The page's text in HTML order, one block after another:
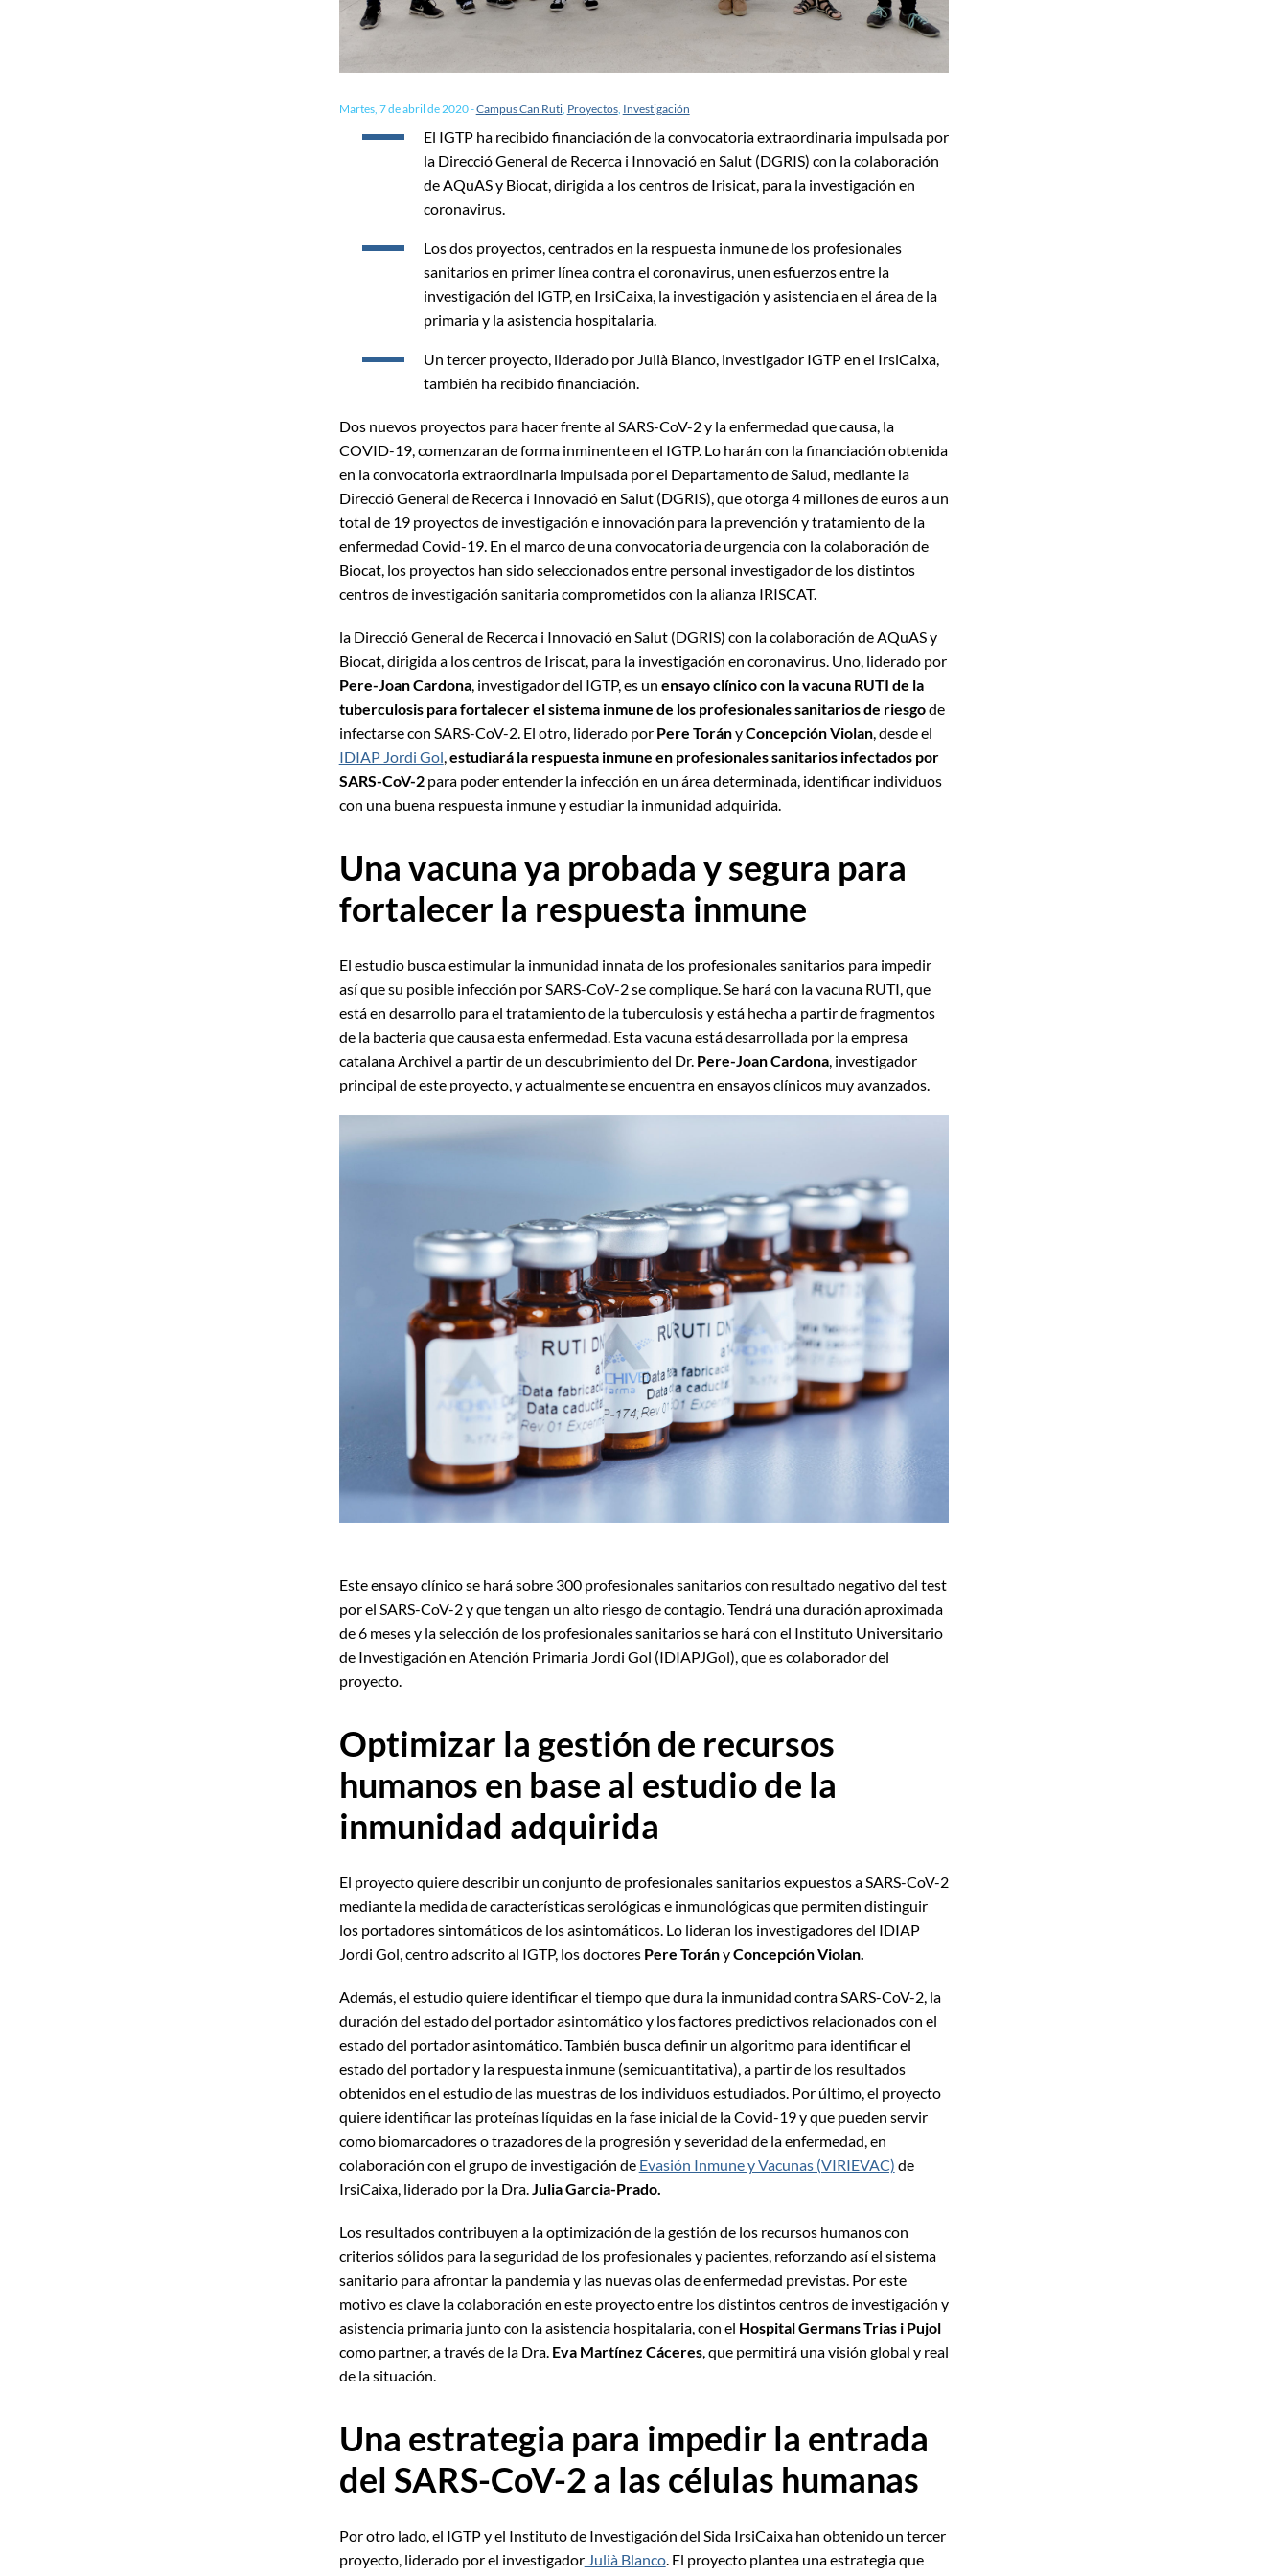
Martes, 7 de abril de 2020-Campus Can Ruti, Proyectos, Investigación
El IGTP ha recibido financiación de la convocatoria extraordinaria impulsada por
la Direcció General de Recerca i Innovació en Salut (DGRIS) con la colaboración
de AQuAS y Biocat, dirigida a los centros de Irisicat, para la investigación en
coronavirus.
Los dos proyectos, centrados en la respuesta inmune de los profesionales
sanitarios en primer línea contra el coronavirus, unen esfuerzos entre la
investigación del IGTP, en IrsiCaixa, la investigación y asistencia en el área de la
primaria y la asistencia hospitalaria.
Un tercer proyecto, liderado por Julià Blanco, investigador IGTP en el IrsiCaixa,
también ha recibido financiación.
Dos nuevos proyectos para hacer frente al SARS-CoV-2 y la enfermedad que causa, la
COVID-19, comenzaran de forma inminente en el IGTP. Lo harán con la financiación obtenida
en la convocatoria extraordinaria impulsada por el Departamento de Salud, mediante la
Direcció General de Recerca i Innovació en Salut (DGRIS), que otorga 4 millones de euros a un
total de 19 proyectos de investigación e innovación para la prevención y tratamiento de la
enfermedad Covid-19. En el marco de una convocatoria de urgencia con la colaboración de
Biocat, los proyectos han sido seleccionados entre personal investigador de los distintos
centros de investigación sanitaria comprometidos con la alianza IRISCAT.
la Direcció General de Recerca i Innovació en Salut (DGRIS) con la colaboración de AQuAS y
Biocat, dirigida a los centros de Iriscat, para la investigación en coronavirus. Uno, liderado por
Pere-Joan Cardona, investigador del IGTP, es un ensayo clínico con la vacuna RUTI de la
tuberculosis para fortalecer el sistema inmune de los profesionales sanitarios de riesgode
infectarse con SARS-CoV-2. El otro, liderado por Pere TorányConcepción Violan, desde el
IDIAP Jordi Gol,estudiará la respuesta inmune en profesionales sanitarios infectados por
SARS-CoV-2para poder entender la infección en un área determinada, identificar individuos
con una buena respuesta inmune y estudiar la inmunidad adquirida.
Una vacuna ya probada y segura para
fortalecer la respuesta inmune
El estudio busca estimular la inmunidad innata de los profesionales sanitarios para impedir
así que su posible infección por SARS-CoV-2 se complique. Se hará con la vacuna RUTI, que
está en desarrollo para el tratamiento de la tuberculosis y está hecha a partir de fragmentos
de la bacteria que causa esta enfermedad. Esta vacuna está desarrollada por la empresa
catalana Archivel a partir de un descubrimiento del Dr. Pere-Joan Cardona, investigador
principal de este proyecto, y actualmente se encuentra en ensayos clínicos muy avanzados.
Este ensayo clínico se hará sobre 300 profesionales sanitarios con resultado negativo del test
por el SARS-CoV-2 y que tengan un alto riesgo de contagio. Tendrá una duración aproximada
de 6 meses y la selección de los profesionales sanitarios se hará con el Instituto Universitario
de Investigación en Atención Primaria Jordi Gol (IDIAPJGol), que es colaborador del
proyecto.
Optimizar la gestión de recursos
humanos en base al estudio de la
inmunidad adquirida
El proyecto quiere describir un conjunto de profesionales sanitarios expuestos a SARS-CoV-2
mediante la medida de características serológicas e inmunológicas que permiten distinguir
los portadores sintomáticos de los asintomáticos. Lo lideran los investigadores del IDIAP
Jordi Gol, centro adscrito al IGTP, los doctores Pere TorányConcepción Violan.
Además, el estudio quiere identificar el tiempo que dura la inmunidad contra SARS-CoV-2, la
duración del estado del portador asintomático y los factores predictivos relacionados con el
estado del portador asintomático. También busca definir un algoritmo para identificar el
estado del portador y la respuesta inmune (semicuantitativa), a partir de los resultados
obtenidos en el estudio de las muestras de los individuos estudiados. Por último, el proyecto
quiere identificar las proteínas líquidas en la fase inicial de la Covid-19 y que pueden servir
como biomarcadores o trazadores de la progresión y severidad de la enfermedad, en
colaboración con el grupo de investigación de Evasión Inmune y Vacunas (VIRIEVAC) de
IrsiCaixa, liderado por la Dra.Julia Garcia-Prado.
Los resultados contribuyen a la optimización de la gestión de los recursos humanos con
criterios sólidos para la seguridad de los profesionales y pacientes, reforzando así el sistema
sanitario para afrontar la pandemia y las nuevas olas de enfermedad previstas. Por este
motivo es clave la colaboración en este proyecto entre los distintos centros de investigación y
asistencia primaria junto con la asistencia hospitalaria, con el Hospital Germans Trias i Pujol
como partner, a través de la Dra. Eva Martínez Cáceres, que permitirá una visión global y real
de la situación.
Una estrategia para impedir la entrada
del SARS-CoV-2 a las células humanas
Por otro lado, el IGTP y el Instituto de Investigación del Sida IrsiCaixa han obtenido un tercer
proyecto, liderado por el investigadorJulià Blanco. El proyecto plantea una estrategia que